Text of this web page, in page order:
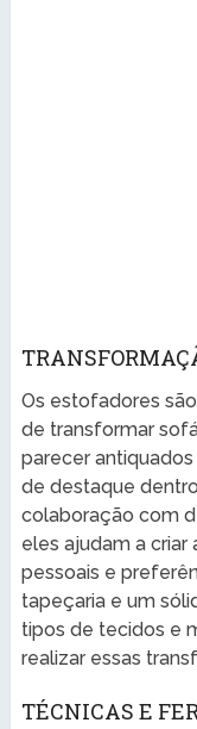
Os estofadores
de transformar
parecer
de destaque
colaboração com
eles ajudam a
pessoais e
tapeçaria e um
tipos de tecidos e
realizar essas
TÉCNICAS E